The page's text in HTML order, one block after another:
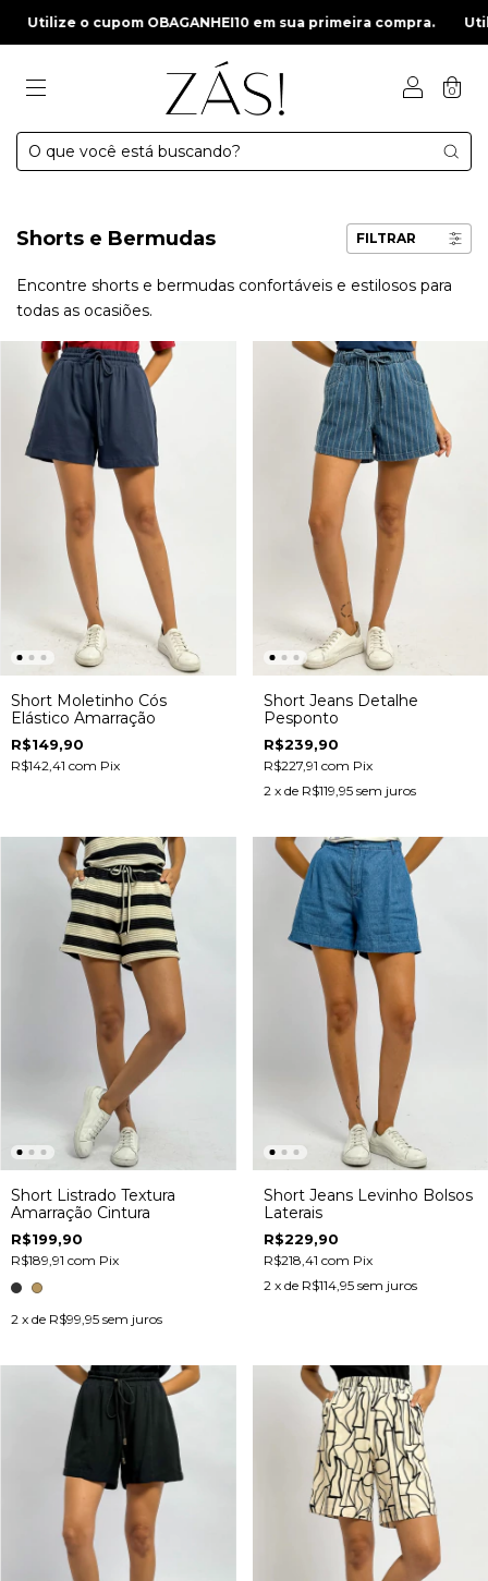
em sua primeira compra. Utilize o cupom
0
Shorts e Bermudas FILTRAR
Encontre shorts e bermudas confortáveis e estilosos para
todas as ocasiões.
Short Moletinho Cós
Elástico Amarração
R$149,90
R$142,41 com Pix
Short Jeans Detalhe
Pesponto
R$239,90
R$227,91 com Pix
2 x de R$119,95 sem juros
Short Listrado Textura
Amarração Cintura
R$199,90
R$189,91 com Pix
2 x de R$99,95 sem juros
Short Jeans Levinho Bolsos
Laterais
R$229,90
R$218,41 com Pix
2 x de R$114,95 sem juros